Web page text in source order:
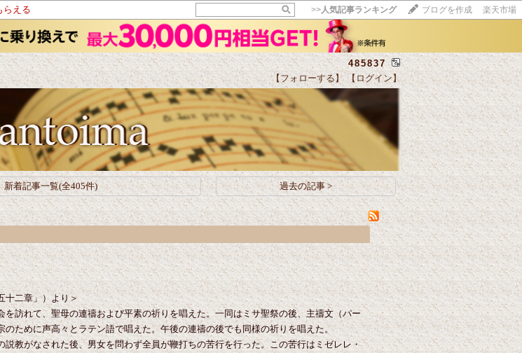
らえる >>人気記事ランキング ブログを作成 楽天市場
485837
【フォローする】 【ログイン】
【毎日開催】
15記事にいいね！で1ポイント
10秒滞在
いいね! --/--
新着記事一覧(全405件) 過去の記事 >
十二章」）より＞
訪れて、聖母の連禱および平素の祈りを唱えた。一同はミサ聖祭の後、主禱文（パー
ために声高々とラテン語で唱えた。午後の連禱の後でも同様の祈りを唱えた。
教がなされた後、男女を問わず全員が鞭打ちの苦行を行った。この苦行はミゼレレ・